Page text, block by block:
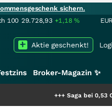
sichern.
100 29.728,93 +1,18%
Aktie geschenkt!
Broker-Magazin ✨
Saga bei 0,53 CAD: